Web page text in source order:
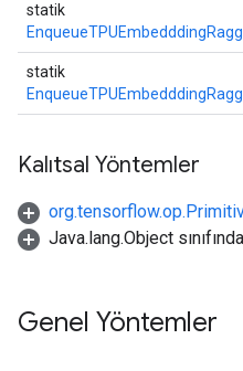
statik
statik
Kalıtsal Yöntemler
Java.lang.Object
Genel Yöntemler